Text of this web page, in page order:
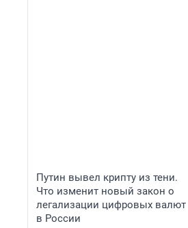
Путин вывел крипту из тени.
Что изменит новый закон о
легализации цифровых валют
в России